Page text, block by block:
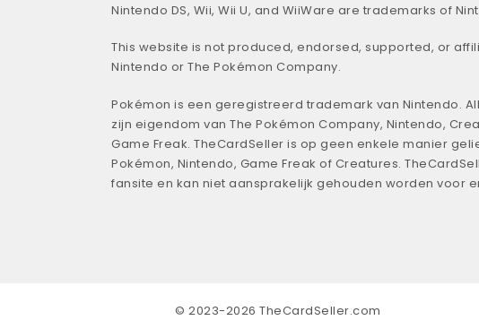
Nintendo DS, Wii, Wii U, and WiiWare are trademarks of
This website is not produced, endorsed, supported, or
Nintendo or The Pokémon Company.
Pokémon is een geregistreerd trademark van Nintendo.
zijn eigendom van The Pokémon Company, Nintendo,
Game Freak. TheCardSeller is op geen enkele manier
Pokémon, Nintendo, Game Freak of Creatures.
fansite en kan niet aansprakelijk gehouden worden voor
© 2023-2026 TheCardSeller.com